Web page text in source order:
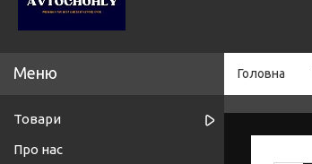
Головна
Товари
Про нас